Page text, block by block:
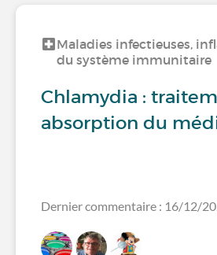
Maladies infectieuses,
du système immunitaire
Chlamydia :
absorption du
Dernier commentaire : 16/12/